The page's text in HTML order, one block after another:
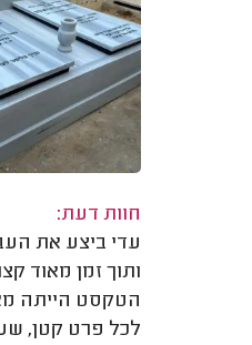
חוות דעת:
עדי ביצע את
ותוך זמן מאוד
הטקסט הייתה
לכל פרט קטן,